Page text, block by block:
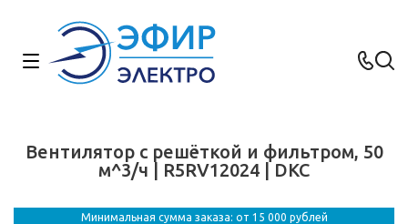
Вентилятор c решёткой и фильтром, 50
м^3/ч | R5RV12024 | DKC
Минимальная сумма заказа: от 15 000 рублей